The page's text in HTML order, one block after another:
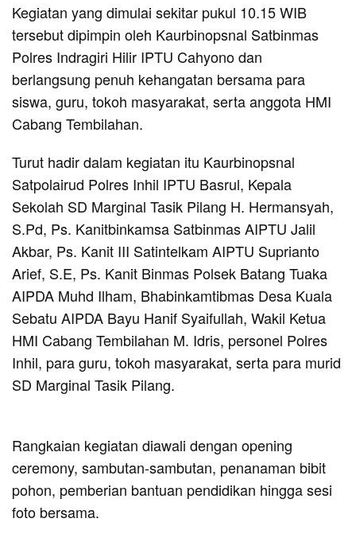
Kegiatan yang dimulai sekitar pukul 10.15 WIB
tersebut dipimpin oleh Kaurbinopsnal Satbinmas
Polres Indragiri Hilir IPTU Cahyono dan
berlangsung penuh kehangatan bersama para
siswa, guru, tokoh masyarakat, serta anggota HMI
Cabang Tembilahan.
Turut hadir dalam kegiatan itu Kaurbinopsnal
Satpolairud Polres Inhil IPTU Basrul, Kepala
Sekolah SD Marginal Tasik Pilang H. Hermansyah,
S.Pd, Ps. Kanitbinkamsa Satbinmas AIPTU Jalil
Akbar, Ps. Kanit III Satintelkam AIPTU Suprianto
Arief, S.E, Ps. Kanit Binmas Polsek Batang Tuaka
AIPDA Muhd Ilham, Bhabinkamtibmas Desa Kuala
Sebatu AIPDA Bayu Hanif Syaifullah, Wakil Ketua
HMI Cabang Tembilahan M. Idris, personel Polres
Inhil, para guru, tokoh masyarakat, serta para murid
SD Marginal Tasik Pilang.
Rangkaian kegiatan diawali dengan opening
ceremony, sambutan-sambutan, penanaman bibit
pohon, pemberian bantuan pendidikan hingga sesi
foto bersama.